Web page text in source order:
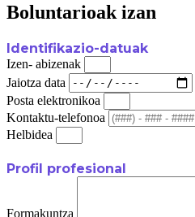
Boluntarioak izan
Identifikazio-datuak
Izen- abizenak
Jaiotza data
Posta elektronikoa
Kontaktu-telefonoa
Helbidea
Profil profesional
Formakuntza